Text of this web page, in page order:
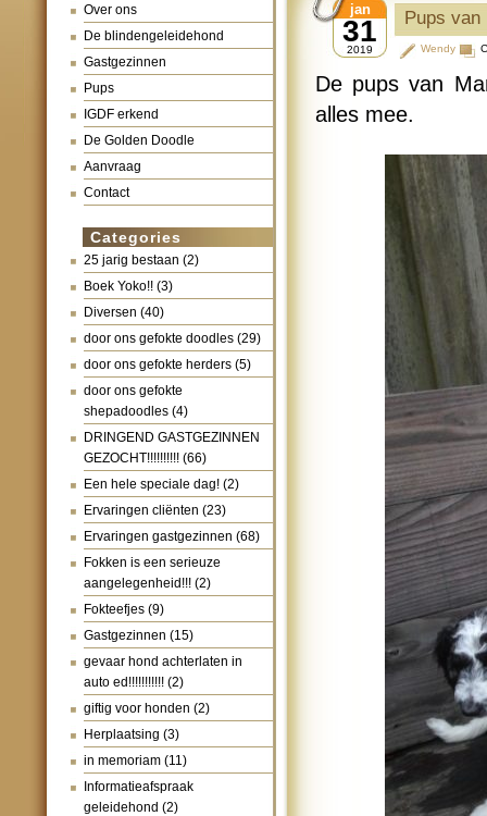
Over ons
De blindengeleidehond
Gastgezinnen
Pups
IGDF erkend
De Golden Doodle
Aanvraag
Contact
Categories
25 jarig bestaan (2)
Boek Yoko!! (3)
Diversen (40)
door ons gefokte doodles (29)
door ons gefokte herders (5)
door ons gefokte
shepadoodles (4)
DRINGEND GASTGEZINNEN
GEZOCHT!!!!!!!!!! (66)
Een hele speciale dag! (2)
Ervaringen cliënten (23)
Ervaringen gastgezinnen (68)
Fokken is een serieuze
aangelegenheid!!! (2)
Fokteefjes (9)
Gastgezinnen (15)
gevaar hond achterlaten in
auto ed!!!!!!!!!!! (2)
giftig voor honden (2)
Herplaatsing (3)
in memoriam (11)
Informatieafspraak
geleidehond (2)
Pups van
31
jan
2019 Wendy
De pups van
alles mee.